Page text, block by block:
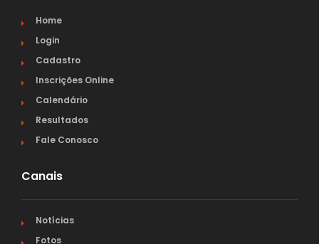
Home
Login
Cadastro
Inscrições Online
Calendário
Resultados
Fale Conosco
Canais
Notícias
Fotos